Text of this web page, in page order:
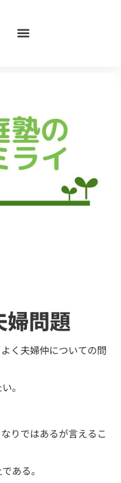
婦問題
く夫婦仲についての問
。
りではあるが言えるこ
ある。